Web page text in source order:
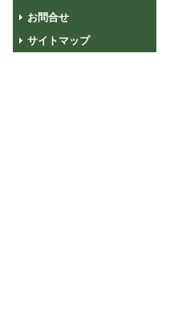
お問合せ
サイトマップ